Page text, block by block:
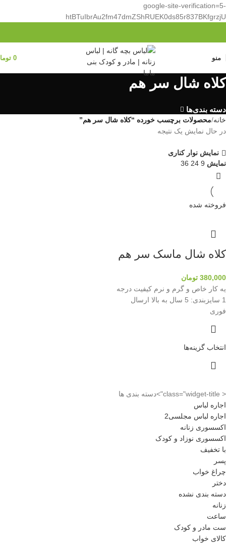
google-site-verification=5-
htBTuIbrAu2fm47dmZShRUEK0ds85r837BKfgrzjU
منو 0
کلاه شال سر هم
دسته بندی‌ها
< class="widget-title">دسته بندی ها
اجاره لباس
اجاره لباس مجلسی2
اکسسوری زنانه
اکسسوری نوزاد و کودک
با تخفیف
پسر
چراغ خواب
دختر
دسته بندی نشده
زنانه
ساعت
ست مادر و کودک
کالای خواب
خانه محصولات برچسب خورده “کلاه شال سر هم”
در حال نمایش یک نتیجه
نمایش نوار کناری
نمایش 9
24
36
فروخته شده
کلاه شال ماسک سر هم
380,000 تومان
یه کار خاص و گرم و نرم کیفیت درجه
1 سایزبندی: 5 سال به بالا ارسال
فوری
انتخاب گزینه‌ها